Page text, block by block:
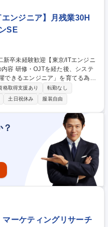
ャリア】管理職としてマネジメン
プロを目指すポジションなど、希
可
ンジニア】月残業30H
SE
できるエンジニア」を育てる為、
ンスキルを伸ばすプログラムを
名のチー
ですので、メンバーと協力しなが
いことは質問ができる風土であ
ので、経験浅くても意欲重視で上
【キャリア】管理職としてマネジ
してプロを目指すポジションな
歓迎
宅勤務可
格取得支援あり
転勤なし
土日祝休み 服装自由
ーケティングリサーチ